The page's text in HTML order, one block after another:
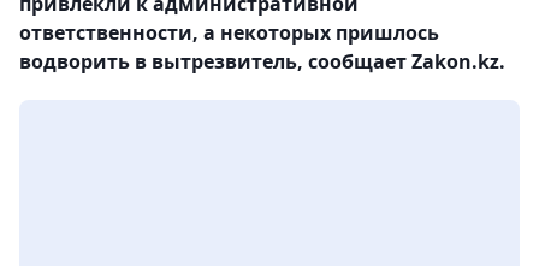
ответственности, а некоторых пришлось
водворить в вытрезвитель, сообщает Zakon.kz.